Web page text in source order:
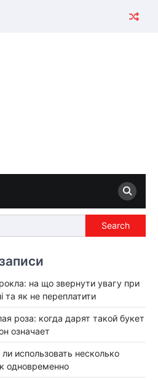
Search
на що звернути увагу при
та як не переплатити
роза: когда дарят такой букет
означает
ли использовать несколько
одновременно